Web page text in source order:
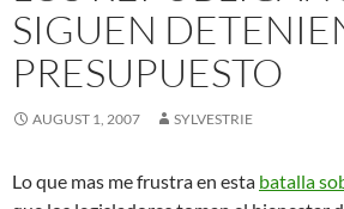
SIGUEN
PRESUPUESTO
AUGUST 1, 2007 SYLVESTRIE
Lo que mas me frustra en esta batalla